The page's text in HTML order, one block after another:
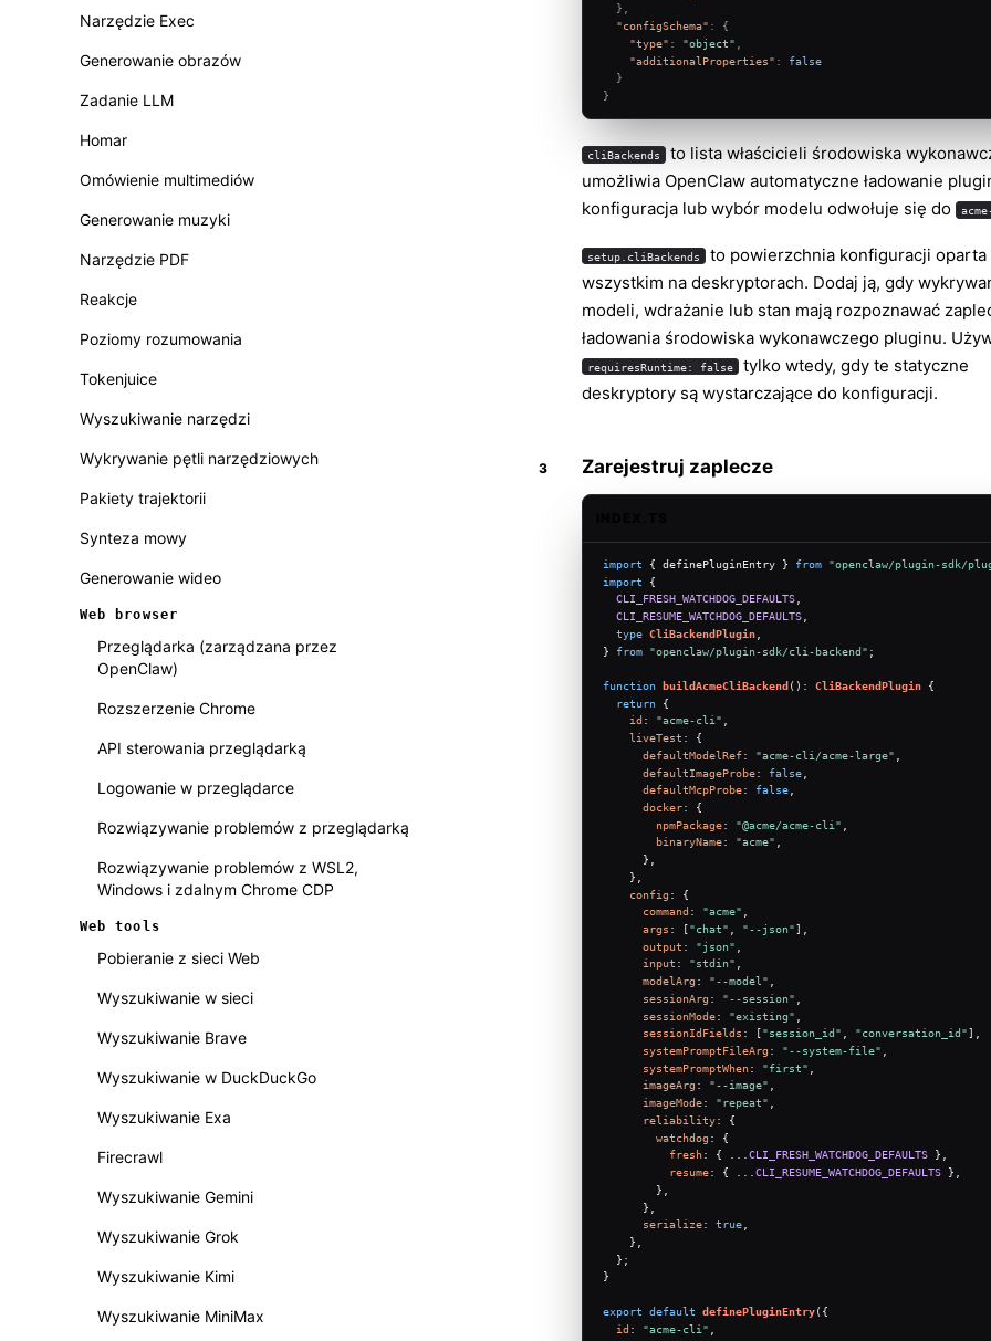
Narzędzie Exec
Generowanie obrazów
Zadanie LLM
Homar
Omówienie multimediów
Generowanie muzyki
Narzędzie PDF
Reakcje
Poziomy rozumowania
Tokenjuice
Wyszukiwanie narzędzi
Wykrywanie pętli narzędziowych
Pakiety trajektorii
Synteza mowy
Generowanie wideo
Web browser
Przeglądarka (zarządzana przez
OpenClaw)
Rozszerzenie Chrome
API sterowania przeglądarką
Logowanie w przeglądarce
Rozwiązywanie problemów z przeglądarką
Rozwiązywanie problemów z WSL2,
Windows i zdalnym Chrome CDP
Web tools
Pobieranie z sieci Web
Wyszukiwanie w sieci
Wyszukiwanie Brave
Wyszukiwanie w DuckDuckGo
Wyszukiwanie Exa
Firecrawl
Wyszukiwanie Gemini
Wyszukiwanie Grok
Wyszukiwanie Kimi
Wyszukiwanie MiniMax
} ,
"configSchema" :
{
"type" : "object"
"additionalProperties" :
false
}
}
cliBackends to lista właścicieli środowiska
umożliwia OpenClaw automatyczne ładowanie
konfiguracja lub wybór modelu odwołuje się do
setup.cliBackends to powierzchnia konfiguracji oparta
wszystkim na deskryptorach. Dodaj ją, gdy
modeli, wdrażanie lub stan mają rozpoznawać
ładowania środowiska wykonawczego pluginu.
requiresRuntime: false tylko wtedy, gdy te statyczne
deskryptory są wystarczające do konfiguracji.
Zarejestruj zaplecze
import { definePluginEntry } from "openclaw/plugin-sdk/
import {
CLI_FRESH_WATCHDOG_DEFAULTS
CLI_RESUME_WATCHDOG_DEFAULTS
type CliBackendPlugin
} from "openclaw/plugin-sdk/cli-backend" ;
function buildAcmeCliBackend( ): CliBackendPlugin {
return {
id : "acme-cli"
liveTest : {
defaultModelRef: "acme-cli/acme-large"
defaultImageProbe: false
defaultMcpProbe: false
docker: {
npmPackage: "@acme/acme-cli"
binaryName: "acme" ,
      },
    },
config : {
command : "acme"
args : ["chat" "--json"],
output : "json"
input : "stdin" ,
modelArg : "--model"
sessionArg : "--session"
sessionMode: "existing"
sessionIdFields : ["session_id" "conversation_id"],
systemPromptFileArg : "--system-file"
systemPromptWhen: "first"
imageArg : "--image" ,
imageMode: "repeat"
reliability: {
watchdog : {
fresh: { ... CLI_FRESH_WATCHDOG_DEFAULTS },
resume: { ... CLI_RESUME_WATCHDOG_DEFAULTS },
        },
      },
serialize: true
    },
  };
}
export default definePluginEntry({
id : "acme-cli"